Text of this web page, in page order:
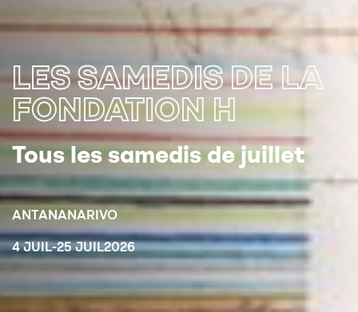
LES SAMEDIS DE LA
FONDATION H
Tous les samedis de juillet
ANTANANARIVO
4 JUIL-25 JUIL2026